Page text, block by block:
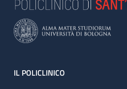
Footer
IL POLICLINICO